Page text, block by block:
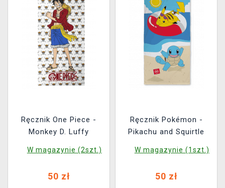
Ręcznik One Piece -
Monkey D. Luffy
W magazynie (2szt.)
50 zł
Ręcznik Pokémon -
Pikachu and Squirtle
W magazynie (1szt.)
50 zł